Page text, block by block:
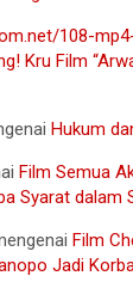
108-
Kru Film
Hukum
Film Semua
Syarat dalam
Film
Jadi